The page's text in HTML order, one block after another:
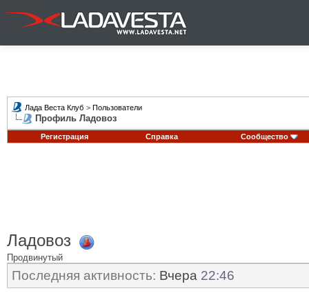
Лада Веста Клуб > Пользователи
Профиль Ладовоз
Регистрация Справка Сообщество
Ладовоз
Продвинутый
Последняя активность: Вчера 22:46